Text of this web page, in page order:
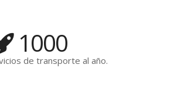
1000
de transporte al año.